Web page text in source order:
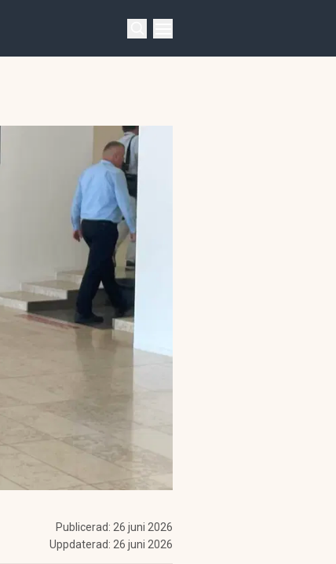
Publicerad: 26 juni 2026
Uppdaterad: 26 juni 2026